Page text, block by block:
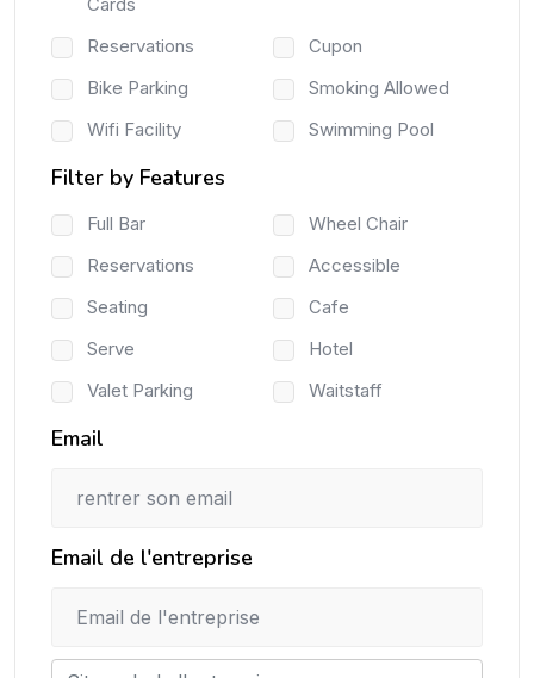
Cards
Reservations
Cupon
Bike Parking
Smoking Allowed
Wifi Facility
Swimming Pool
Filter by Features
Full Bar
Wheel Chair
Reservations
Accessible
Seating
Cafe
Serve
Hotel
Valet Parking
Waitstaff
Email
Email de l'entreprise